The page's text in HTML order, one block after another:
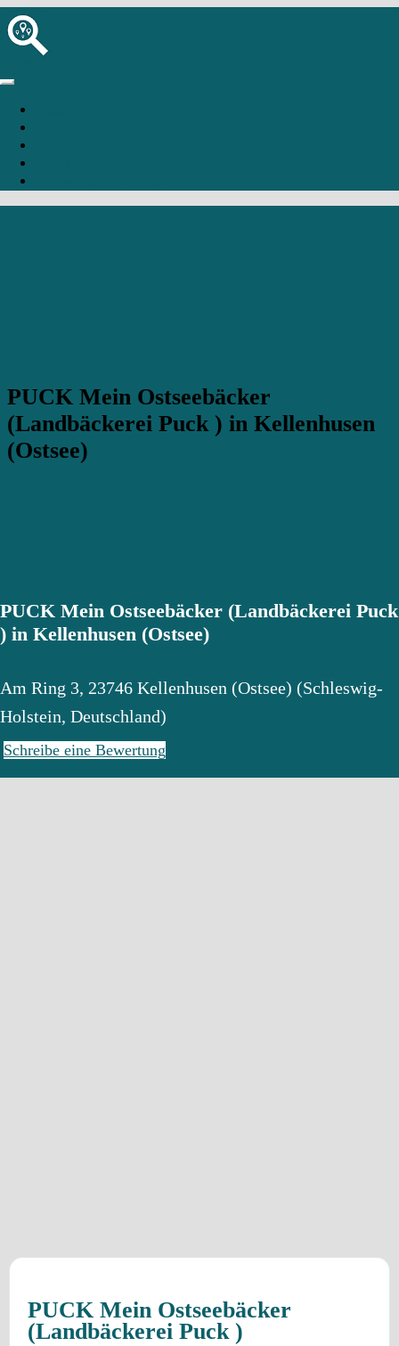
PUCK Mein Ostseebäcker
(Landbäckerei Puck ) in Kellenhusen
(Ostsee)
PUCK Mein Ostseebäcker (Landbäckerei Puck
) in Kellenhusen (Ostsee)
Am Ring 3, 23746 Kellenhusen (Ostsee) (Schleswig-
Holstein, Deutschland)
Schreibe eine Bewertung
PUCK Mein Ostseebäcker
(Landbäckerei Puck )